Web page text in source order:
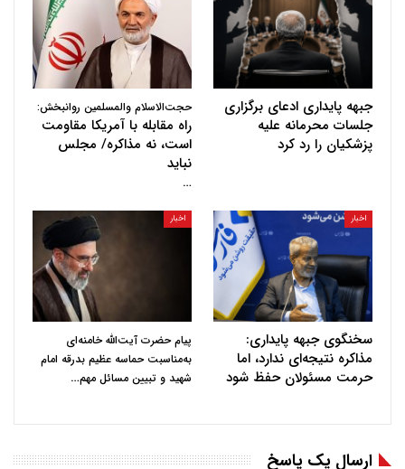
جبهه پایداری ادعای برگزاری
جلسات محرمانه علیه
پزشکیان را رد کرد
حجت‌الاسلام والمسلمین روانبخش:
راه مقابله با آمریکا مقاومت
است، نه مذاکره/ مجلس
نباید
…
اخبار
سخنگوی جبهه پایداری:
مذاکره نتیجه‌ای ندارد، اما
حرمت مسئولان حفظ شود
اخبار
پیام حضرت آیت‌الله خامنه‌ای
به‌مناسبت حماسه عظیم بدرقه امام
شهید و تبیین مسائل مهم…
ارسال یک پاسخ